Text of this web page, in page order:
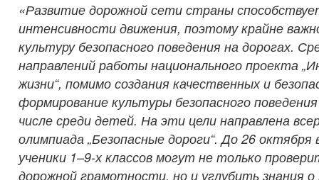
«Развитие дорожной сети страны
интенсивности движения, поэтому крайне
культуру безопасного поведения на дорогах.
направлений работы национального проекта
жизни“, помимо создания качественных и
формирование культуры безопасного
числе среди детей. На эти цели направлена
олимпиада „Безопасные дороги“. До 26 октября
ученики 1–9-х классов могут не только
дорожной грамотности, но и углубить знания о